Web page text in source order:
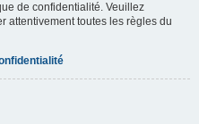
de confidentialité. Veuillez
attentivement toutes les règles du